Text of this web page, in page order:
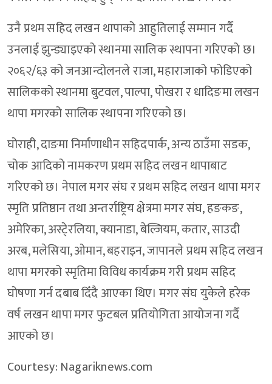
उनै प्रथम सहिद लखन थापाको आहुतिलाई सम्मान गर्दै
उनलाई झुन्ड्याइएको स्थानमा सालिक स्थापना गरिएको छ।
२०६२/६३ को जनआन्दोलनले राजा, महाराजाको फोडिएको
सालिकको स्थानमा बुटवल, पाल्पा, पोखरा र धादिङमा लखन
थापा मगरको सालिक स्थापना गरिएको छ।
घोराही, दाङमा निर्माणाधीन सहिदपार्क, अन्य ठाउँमा सडक,
चोक आदिको नामकरण प्रथम सहिद लखन थापाबाट
गरिएको छ। नेपाल मगर संघ र प्रथम सहिद लखन थापा मगर
स्मृति प्रतिष्ठान तथा अन्तर्राष्ट्रिय क्षेत्रमा मगर संघ, हङकङ,
अमेरिका, अस्टे्रलिया, क्यानाडा, बेल्जियम, कतार, साउदी
अरब, मलेसिया, ओमान, बहराइन, जापानले प्रथम सहिद लखन
थापा मगरको स्मृतिमा विविध कार्यक्रम गरी प्रथम सहिद
घोषणा गर्न दबाब दिँदै आएका थिए। मगर संघ युकेले हरेक
वर्ष लखन थापा मगर फुटबल प्रतियोगिता आयोजना गर्दै
आएको छ।
Courtesy: Nagariknews.com